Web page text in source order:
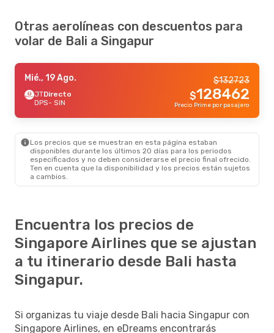
Otras aerolíneas con descuentos para
volar de Bali a Singapur
Mié., 19 Ago.
JTDirecto
DPS- SIN
132723
$
128462
$
Precio Prime por pasajero
Los precios que se muestran en esta página estaban
disponibles durante los últimos 20 días para los periodos
especificados y no deben considerarse el precio final ofrecido.
Ten en cuenta que la disponibilidad y los precios están sujetos
a cambios.
Encuentra los precios de
Singapore Airlines que se ajustan
a tu itinerario desde Bali hasta
Singapur.
Si organizas tu viaje desde Bali hacia Singapur con
Singapore Airlines, en eDreams encontrarás